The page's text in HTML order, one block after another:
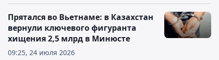
09:25, 24 июля 2026
Прятался во Вьетнаме: в Казахстан
вернули ключевого фигуранта
хищения 2,5 млрд в Минюсте